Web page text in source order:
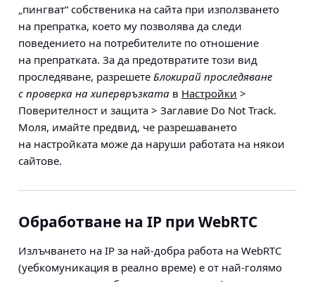
„пингват“ собственика на сайта при използването
на препратка, което му позволява да следи
поведението на потребителите по отношение
на препратката. За да предотвратите този вид
проследяване, разрешете Блокирай проследяване
с проверка на хипервръзката в Настройки >
Поверителност и защита > Заглавие Do Not Track.
Моля, имайте предвид, че разрешаването
на настройката може да наруши работата на някои
сайтове.
Обработване на IP при WebRTC
Излъчването на IP за най-добра работа на WebRTC
(уебкомуникация в реално време) е от най-голямо